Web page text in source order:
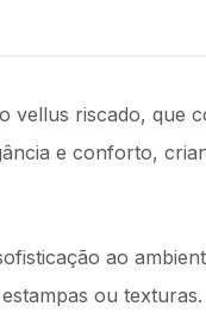
vellus riscado, que
e conforto,
ao
ou texturas.